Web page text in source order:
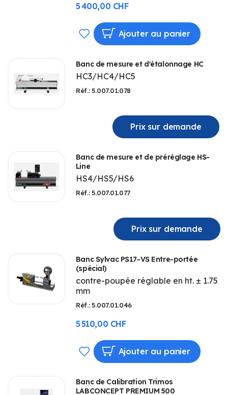
5 400,00 CHF
AJOUTER
MA
LISTE
Ajouter au panier
Banc de mesure et d'étalonnage HC
HC3/HC4/HC5
Réf.: 5.007.01.078
Prix sur demande
Banc de mesure et de préréglage HS-
Line
HS4/HS5/HS6
Réf.: 5.007.01.077
Prix sur demande
Banc Sylvac PS17-VS Entre-portée
(spécial)
contre-poupée réglable en ht. ± 1.75
mm
Réf.: 5.007.01.046
5 510,00 CHF
AJOUTER
MA
Ajouter au panier
Banc de Calibration Trimos
LABCONCEPT PREMIUM 500